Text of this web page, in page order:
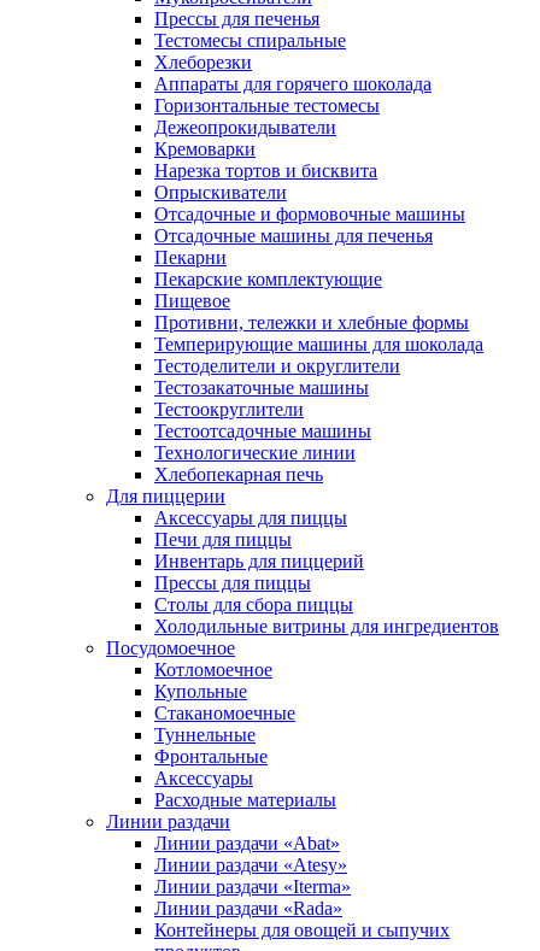
Прессы для печенья
Тестомесы спиральные
Хлеборезки
Аппараты для горячего шоколада
Горизонтальные тестомесы
Дежеопрокидыватели
Кремоварки
Нарезка тортов и бисквита
Опрыскиватели
Отсадочные и формовочные машины
Отсадочные машины для печенья
Пекарни
Пекарские комплектующие
Пищевое
Противни, тележки и хлебные формы
Темперирующие машины для шоколада
Тестоделители и округлители
Тестозакаточные машины
Тестоокруглители
Тестоотсадочные машины
Технологические линии
Хлебопекарная печь
Для пиццерии
Аксессуары для пиццы
Печи для пиццы
Инвентарь для пиццерий
Прессы для пиццы
Столы для сбора пиццы
Холодильные витрины для ингредиентов
Посудомоечное
Котломоечное
Купольные
Стаканомоечные
Туннельные
Фронтальные
Аксессуары
Расходные материалы
Линии раздачи
Линии раздачи «Abat»
Линии раздачи «Atesy»
Линии раздачи «Iterma»
Линии раздачи «Rada»
Контейнеры для овощей и сыпучих